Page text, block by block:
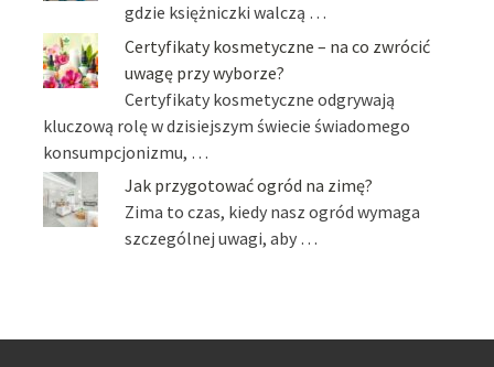
gdzie księżniczki walczą …
Certyfikaty kosmetyczne – na co zwrócić
uwagę przy wyborze?
Certyfikaty kosmetyczne odgrywają
kluczową rolę w dzisiejszym świecie świadomego
konsumpcjonizmu, …
Jak przygotować ogród na zimę?
Zima to czas, kiedy nasz ogród wymaga
szczególnej uwagi, aby …